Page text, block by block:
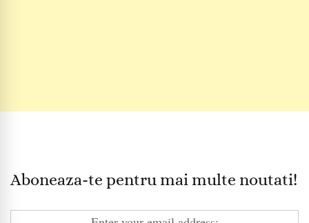
Aboneaza-te pentru mai multe noutati!